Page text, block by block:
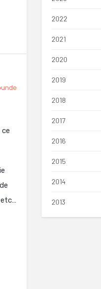
2022
2021
2020
2019
2018
2017
2016
2015
2014
2013